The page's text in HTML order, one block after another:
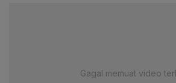
Gagal memuat video